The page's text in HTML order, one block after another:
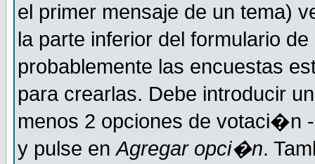
el primer mensaje de un
la parte inferior del formulario
probablemente las encuestas
para crearlas. Debe introducir
menos 2 opciones de votaci�n
y pulse enAgregar opci�n.